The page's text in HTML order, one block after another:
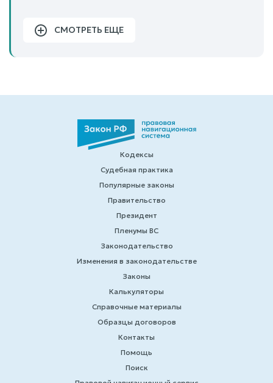
СМОТРЕТЬ ЕЩЕ
Кодексы
Судебная практика
Популярные законы
Правительство
Президент
Пленумы ВС
Законодательство
Изменения в законодательстве
Законы
Калькуляторы
Справочные материалы
Образцы договоров
Контакты
Помощь
Поиск